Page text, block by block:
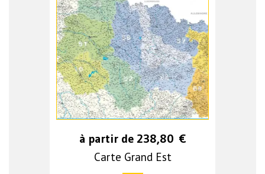
à partir de 238,80 €
Carte Grand Est